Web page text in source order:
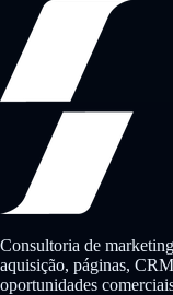
Consultoria de
aquisição, páginas,
oportunidades